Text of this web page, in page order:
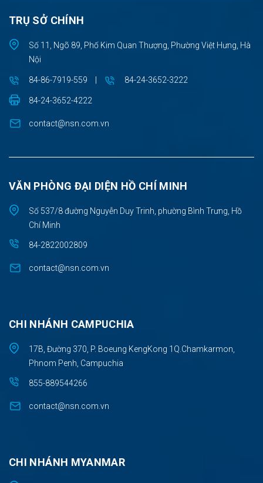
TRỤ SỞ CHÍNH
Số 11, Ngõ 89, Phố Kim Quan Thượng, Phường Việt Hưng, Hà
Nội
84-86-7919-559 84-24-3652-3222
84-24-3652-4222
contact@nsn.com.vn
VĂN PHÒNG ĐẠI DIỆN HỒ CHÍ MINH
Số 537/8 đường Nguyễn Duy Trinh, phường Bình Trưng, Hồ
Chí Minh
84-2822002809
contact@nsn.com.vn
CHI NHÁNH CAMPUCHIA
17B, Đường 370, P. Boeung KengKong 1Q.Chamkarmon,
Phnom Penh, Campuchia
855-889544266
contact@nsn.com.vn
CHI NHÁNH MYANMAR